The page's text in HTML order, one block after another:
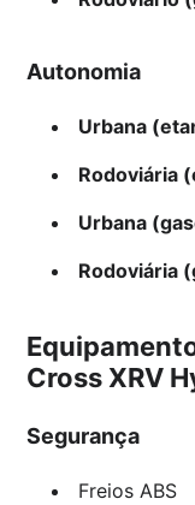
Autonomia
Urbana
Rodoviária
Urbana
Rodoviária
Cross XRV
Segurança
Freios ABS